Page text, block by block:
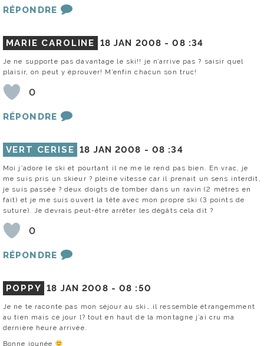
RÉPONDRE
MARIE CAROLINE 18 JAN 2008 -08 :34
Je ne supporte pas davantage le ski!! je n’arrive pas ? saisir quel
plaisir, on peut y éprouver! M’enfin chacun son truc!
0
RÉPONDRE
VERT CERISE 18 JAN 2008 - 08 :34
Moi j’adore le ski et pourtant il ne me le rend pas bien. En vrac, je
me suis pris un skieur ? pleine vitesse car il prenait un sens interdit,
je suis passée ? deux doigts de tomber dans un ravin (2 mètres en
fait) et je me suis ouvert la tête avec mon propre ski (3 points de
suture). Je devrais peut-être arrêter les dégâts cela dit ?
0
RÉPONDRE
POPPY 18 JAN 2008 -08 :50
Je ne te raconte pas mon séjour au ski….il ressemble étrangemment
au tien mais ce jour l? tout en haut de la montagne j’ai cru ma
dernière heure arrivée.
Bonne jounée